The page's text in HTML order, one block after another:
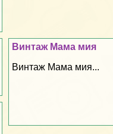
Винтаж Мама мия
Винтаж Мама мия...